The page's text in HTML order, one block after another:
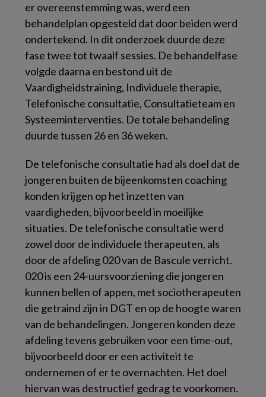
er overeenstemming was, werd een
behandelplan opgesteld dat door beiden werd
ondertekend. In dit onderzoek duurde deze
fase twee tot twaalf sessies. De behandelfase
volgde daarna en bestond uit de
Vaardigheidstraining, Individuele therapie,
Telefonische consultatie, Consultatieteam en
Systeeminterventies. De totale behandeling
duurde tussen 26 en 36 weken.
De telefonische consultatie had als doel dat de
jongeren buiten de bijeenkomsten coaching
konden krijgen op het inzetten van
vaardigheden, bijvoorbeeld in moeilijke
situaties. De telefonische consultatie werd
zowel door de individuele therapeuten, als
door de afdeling 020 van de Bascule verricht.
020 is een 24-uursvoorziening die jongeren
kunnen bellen of appen, met sociotherapeuten
die getraind zijn in DGT en op de hoogte waren
van de behandelingen. Jongeren konden deze
afdeling tevens gebruiken voor een time-out,
bijvoorbeeld door er een activiteit te
ondernemen of er te overnachten. Het doel
hiervan was destructief gedrag te voorkomen.